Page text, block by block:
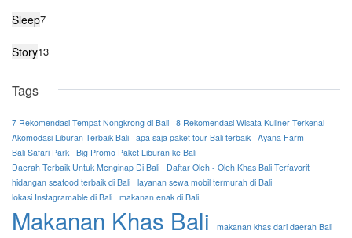
Sleep7
Story13
Tags
7 Rekomendasi Tempat Nongkrong di Bali 8 Rekomendasi Wisata Kuliner Terkenal
Akomodasi Liburan Terbaik Bali apa saja paket tour Bali terbaik Ayana Farm
Bali Safari Park Big Promo Paket Liburan ke Bali
Daerah Terbaik Untuk Menginap Di Bali
Daftar Oleh - Oleh Khas Bali Terfavorit
hidangan seafood terbaik di Bali layanan sewa mobil termurah di Bali
lokasi Instagramable di Bali makanan enak di Bali
Makanan Khas Bali
makanan khas dari daerah Bali